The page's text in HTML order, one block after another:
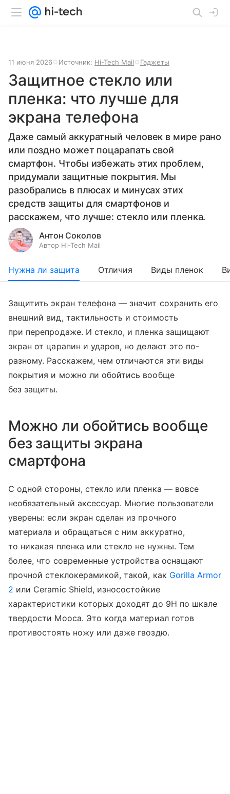
11 июня 2026 Источник: Hi-Tech Mail Гаджеты
Защитное стекло или
пленка: что лучше для
экрана телефона
Даже самый аккуратный человек в мире рано
или поздно может поцарапать свой
смартфон. Чтобы избежать этих проблем,
придумали защитные покрытия. Мы
разобрались в плюсах и минусах этих
средств защиты для смартфонов и
расскажем, что лучше: стекло или пленка.
Антон Соколов
Автор Hi-Tech Mail
Нужна ли защита Отличия Виды пленок
Защитить экран телефона — значит сохранить его
внешний вид, тактильность и стоимость
при перепродаже. И стекло, и пленка защищают
экран от царапин и ударов, но делают это по-
разному. Расскажем, чем отличаются эти виды
покрытия и можно ли обойтись вообще
без защиты.
Можно ли обойтись вообще
без защиты экрана
смартфона
С одной стороны, стекло или пленка — вовсе
необязательный аксессуар. Многие пользователи
уверены: если экран сделан из прочного
материала и обращаться с ним аккуратно,
то никакая пленка или стекло не нужны. Тем
более, что современные устройства оснащают
прочной стеклокерамикой, такой, как Gorilla Armor
2 или Ceramic Shield, износостойкие
характеристики которых доходят до 9Н по шкале
твердости Мооса. Это когда материал готов
противостоять ножу или даже гвоздю.